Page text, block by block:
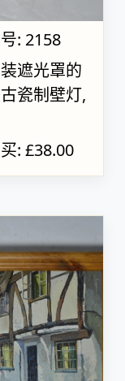
: 2158
遮光罩的
瓷制壁灯,
: £38.00